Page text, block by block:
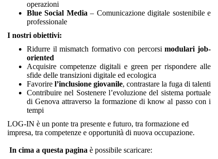
operazioni
Blue Social Media – Comunicazione digitale sostenibile e
professionale
I nostri obiettivi:
Ridurre il mismatch formativo con percorsimodulari job-
oriented
Acquisire competenze digitali e green per rispondere alle
sfide delle transizioni digitale ed ecologica
Favorire l’inclusione giovanile, contrastare la fuga di talenti
Contribuire nel Sostenere l’evoluzione del sistema portuale
di Genova attraverso la formazione di know al passo con i
tempi
LOG-IN è un ponte tra presente e futuro, tra formazione ed
impresa, tra competenze e opportunità di nuova occupazione.
In cima a questa pagina è possibile scaricare: